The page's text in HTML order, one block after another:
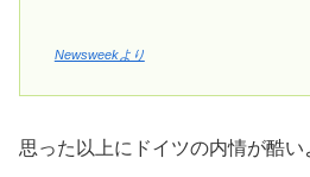
Newsweekより
思った以上にドイツの内情が酷い